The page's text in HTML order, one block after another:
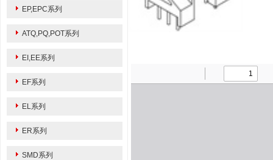
EP,EPC系列
ATQ,PQ,POT系列
EI,EE系列
EF系列
EL系列
ER系列
SMD系列